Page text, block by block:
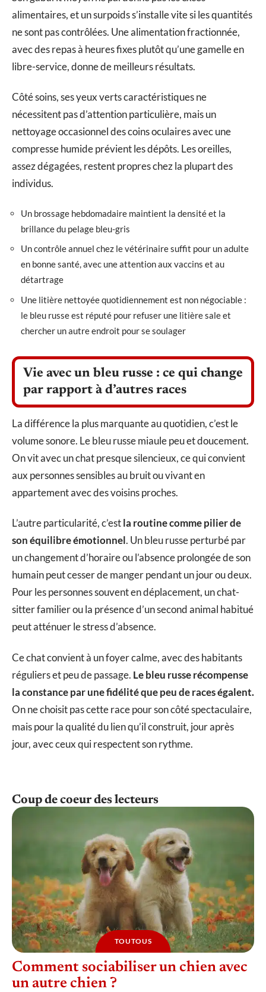
alimentaires, et un surpoids s’installe vite si les quantités
ne sont pas contrôlées. Une alimentation fractionnée,
avec des repas à heures fixes plutôt qu’une gamelle en
libre-service, donne de meilleurs résultats.
Côté soins, ses yeux verts caractéristiques ne
nécessitent pas d’attention particulière, mais un
nettoyage occasionnel des coins oculaires avec une
compresse humide prévient les dépôts. Les oreilles,
assez dégagées, restent propres chez la plupart des
individus.
Un brossage hebdomadaire maintient la densité et la
brillance du pelage bleu-gris
Un contrôle annuel chez le vétérinaire suffit pour un adulte
en bonne santé, avec une attention aux vaccins et au
détartrage
Une litière nettoyée quotidiennement est non négociable :
le bleu russe est réputé pour refuser une litière sale et
chercher un autre endroit pour se soulager
Vie avec un bleu russe : ce qui change
par rapport à d’autres races
La différence la plus marquante au quotidien, c’est le
volume sonore. Le bleu russe miaule peu et doucement.
On vit avec un chat presque silencieux, ce qui convient
aux personnes sensibles au bruit ou vivant en
appartement avec des voisins proches.
L’autre particularité, c’estla routine comme pilier de
son équilibre émotionnel. Un bleu russe perturbé par
un changement d’horaire ou l’absence prolongée de son
humain peut cesser de manger pendant un jour ou deux.
Pour les personnes souvent en déplacement, un chat-
sitter familier ou la présence d’un second animal habitué
peut atténuer le stress d’absence.
Ce chat convient à un foyer calme, avec des habitants
réguliers et peu de passage. Le bleu russe récompense
la constance par une fidélité que peu de races égalent.
On ne choisit pas cette race pour son côté spectaculaire,
mais pour la qualité du lien qu’il construit, jour après
jour, avec ceux qui respectent son rythme.
Coup de coeur des lecteurs
TOUTOUS
Comment sociabiliser un chien avec
un autre chien ?